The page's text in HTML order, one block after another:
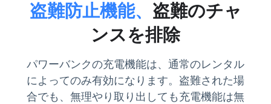
盗難防止機能、 盗難のチャ
ンスを排除
パワーバンクの充電機能は、通常のレンタル
によってのみ有効になります。盗難された場
合でも、無理やり取り出しても充電機能は無